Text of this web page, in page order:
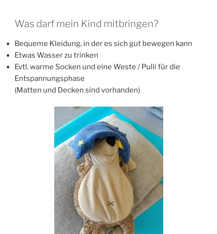
Was darf mein Kind mitbringen?
Bequeme Kleidung, in der es sich gut bewegen kann
Etwas Wasser zu trinken
Evtl. warme Socken und eine Weste / Pulli für die
Entspannungsphase
(Matten und Decken sind vorhanden)